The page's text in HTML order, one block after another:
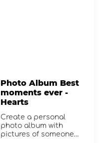
Photo Album Best
moments ever -
Hearts
Create a personal
photo album with
pictures of someone